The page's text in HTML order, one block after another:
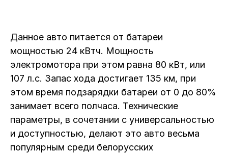
Данное авто питается от батареи
мощностью 24 кВтч. Мощность
электромотора при этом равна 80 кВт, или
107 л.с. Запас хода достигает 135 км, при
этом время подзарядки батареи от 0 до 80%
занимает всего полчаса. Технические
параметры, в сочетании с универсальностью
и доступностью, делают это авто весьма
популярным среди белорусских